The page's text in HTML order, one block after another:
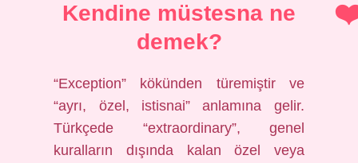
Kendine müstesna ne
demek?
“Exception” kökünden türemiştir ve
“ayrı, özel, istisnai” anlamına gelir.
Türkçede “extraordinary”, genel
kuralların dışında kalan özel veya